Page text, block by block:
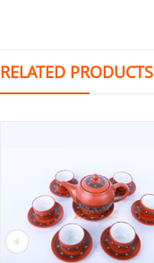
RELATED PRODUCTS